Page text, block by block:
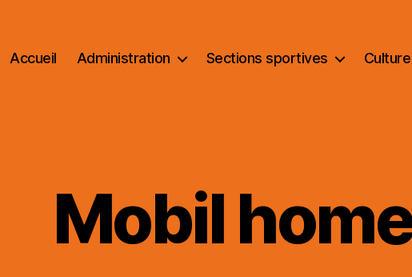
Accueil Administration Sections sportives Culture
Mobil